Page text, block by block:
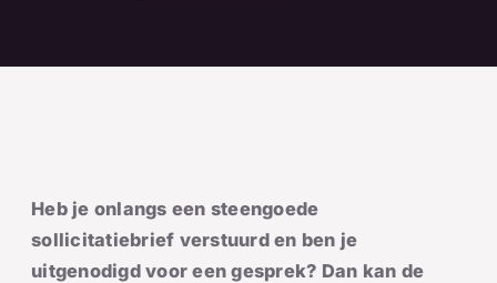
Heb je onlangs een steengoede
sollicitatiebrief verstuurd en ben je
uitgenodigd voor een gesprek? Dan kan de